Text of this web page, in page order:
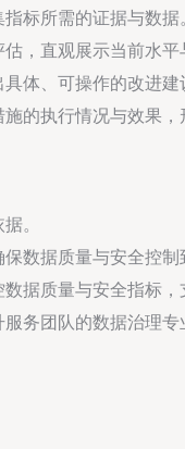
标所需的证据与数据
，直观展示当前水平
体、可操作的改进建
的执行情况与效果，
。
数据质量与安全控制
据质量与安全指标，
务团队的数据治理专